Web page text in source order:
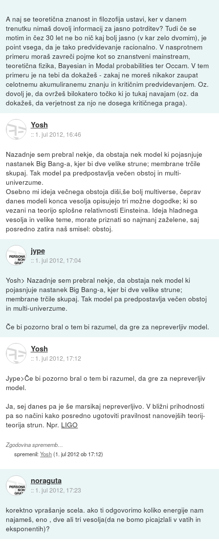
A naj se teoretična znanost in filozofija ustavi, ker v danem
trenutku nimaš dovolj informacij za jasno potrditev? Tudi če se
motim in čez 30 let ne bo nič kaj bolj jasno (v kar zelo dvomim), je
point vsega, da je tako predvidevanje racionalno. V nasprotnem
primeru moraš zavreči pojme kot so znanstveni mainstream,
teoretična fizika, Bayesian in Modal probabilities ter Occam. V tem
primeru je na tebi da dokažeš - zakaj ne moreš nikakor zaupat
celotnemu akumuliranemu znanju in kritičnim predvidevanjem. Oz.
dovolj je, da ovržeš bilokatero točko ki jo tukaj navajam (oz. da
dokažeš, da verjetnost za njo ne dosega kritičnega praga).
Yosh
:: 1. jul 2012, 16:46
Nazadnje sem prebral nekje, da obstaja nek model ki pojasnjuje
nastanek Big Bang-a, kjer bi dve velike strune; membrane trčile
skupaj. Tak model pa predpostavlja večen obstoj in multi-
univerzume.
Osebno mi ideja večnega obstoja diši,še bolj multiverse, čeprav
danes modeli konca vesolja opisujejo tri možne dogodke; ki so
vezani na teorijo splošne relativnosti Einsteina. Ideja hladnega
vesolja in velike teme, morate priznati so najmanj zaželene, saj
posredno zatira naš smisel: obstoj.
jype
:: 1. jul 2012, 17:04
Yosh> Nazadnje sem prebral nekje, da obstaja nek model ki
pojasnjuje nastanek Big Bang-a, kjer bi dve velike strune;
membrane trčile skupaj. Tak model pa predpostavlja večen obstoj
in multi-univerzume.
Če bi pozorno bral o tem bi razumel, da gre za nepreverljiv model.
Yosh
:: 1. jul 2012, 17:12
Jype>Če bi pozorno bral o tem bi razumel, da gre za nepreverljiv
model.
Ja, sej danes pa je še marsikaj nepreverljivo. V bližni prihodnosti
pa so načini kako posredno ugotoviti pravilnost nanovejših teorij-
teorija strun. Npr. LIGO
Zgodovina sprememb…
spremenil:Yosh(1. jul 2012 ob 17:12)
noraguta
:: 1. jul 2012, 17:23
korektno vprašanje scela. ako ti odgovorimo koliko energije nam
najameš, eno , dve ali tri vesolja(da ne bomo picajzlali v vatih in
eksponentih)?